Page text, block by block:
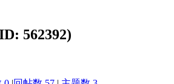
562392)